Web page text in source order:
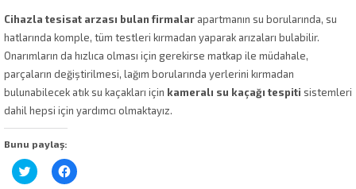
Cihazla tesisat arzası bulan firmalar apartmanın su borularında, su
hatlarında komple, tüm testleri kırmadan yaparak arızaları bulabilir.
Onarımların da hızlıca olması için gerekirse matkap ile müdahale,
parçaların değiştirilmesi, lağım borularında yerlerini kırmadan
bulunabilecek atık su kaçakları için kameralı su kaçağı tespiti sistemleri
dahil hepsi için yardımcı olmaktayız.
Bunu paylaş:
Twitter
üzerinde
Facebook'ta
paylaşmak